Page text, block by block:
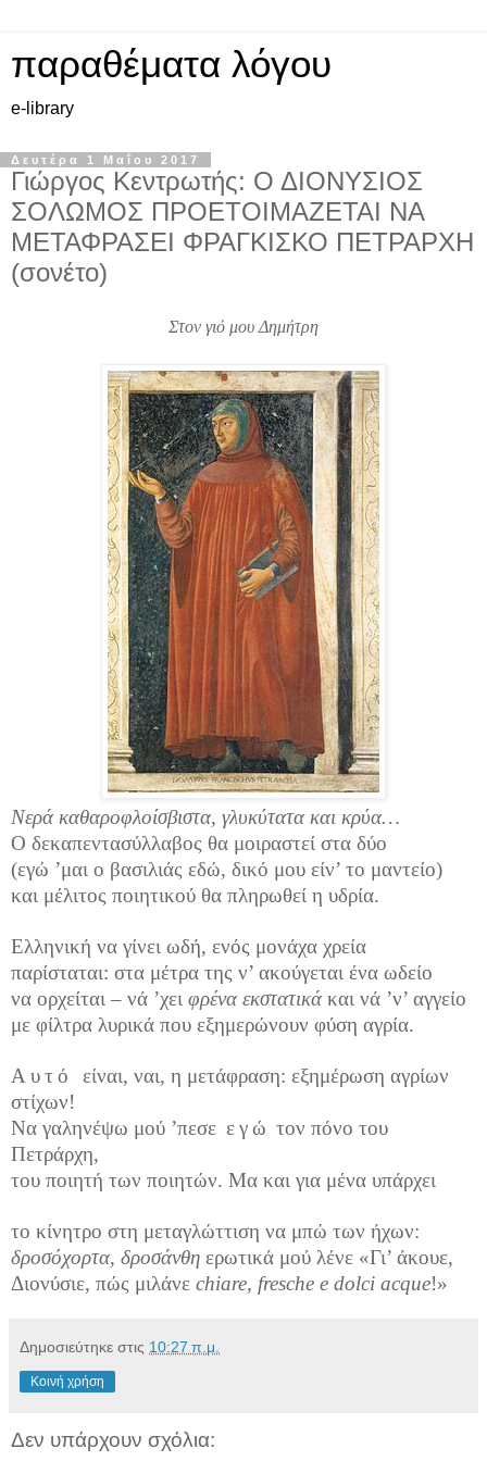
παραθέματα λόγου
e-library
Δευτέρα 1 Μαΐου 2017
Γιώργος Κεντρωτής: Ο ΔΙΟΝΥΣΙΟΣ
ΣΟΛΩΜΟΣ ΠΡΟΕΤΟΙΜΑΖΕΤΑΙ ΝΑ
ΜΕΤΑΦΡΑΣΕΙ ΦΡΑΓΚΙΣΚΟ ΠΕΤΡΑΡΧΗ
(σονέτο)
Στον γιό μου Δημήτρη
Νερά καθαροφλοίσβιστα, γλυκύτατα και κρύα…
Ο δεκαπεντασύλλαβος θα μοιραστεί στα δύο
(εγώ ’μαι ο βασιλιάς εδώ, δικό μου είν’ το μαντείο)
και μέλιτος ποιητικού θα πληρωθεί η υδρία.
Ελληνική να γίνει ωδή, ενός μονάχα χρεία
παρίσταται: στα μέτρα της ν’ ακούγεται ένα ωδείο
να ορχείται – νά ’χει φρένα εκστατικά και νά ’ν’ αγγείο
με φίλτρα λυρικά που εξημερώνουν φύση αγρία.
Αυτό είναι, ναι, η μετάφραση: εξημέρωση αγρίων
στίχων!
Να γαληνέψω μού ’πεσε εγώ τον πόνο του
Πετράρχη,
του ποιητή των ποιητών. Μα και για μένα υπάρχει
το κίνητρο στη μεταγλώττιση να μπώ των ήχων:
δροσόχορτα, δροσάνθη ερωτικά μού λένε «Γι’ άκουε,
Διονύσιε, πώς μιλάνε chiare, fresche e dolci acque!»
Δημοσιεύτηκε στις 10:27 π.μ.
Κοινή χρήση
Δεν υπάρχουν σχόλια: